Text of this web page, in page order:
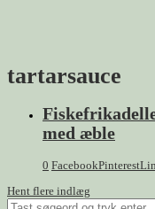
tartarsauce
med æble
0 FacebookPinterest
Hent flere indlæg